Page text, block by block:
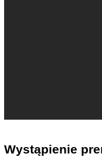
Wystąpienie